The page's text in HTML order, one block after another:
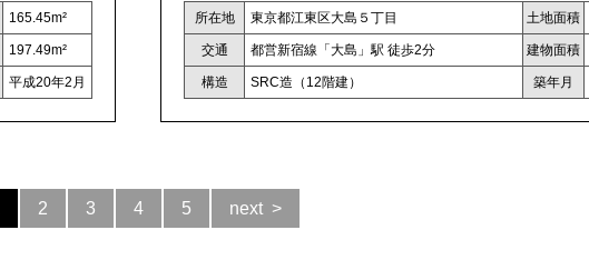
165.45m²
197.49m²
平成20年2月
所在地 東京都江東区大島５丁目 土地面積
交通 都営新宿線「大島」駅 徒歩2分 建物面積
構造 SRC造（12階建） 築年月
2 3 4 5 next >